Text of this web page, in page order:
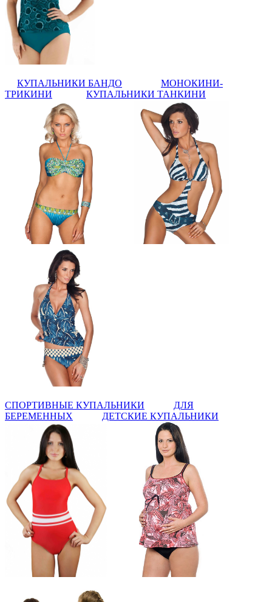
КУПАЛЬНИКИ БАНДО
МОНОКИНИ-
ТРИКИНИ
КУПАЛЬНИКИ ТАНКИНИ
СПОРТИВНЫЕ КУПАЛЬНИКИ
ДЛЯ
БЕРЕМЕННЫХ
ДЕТСКИЕ КУПАЛЬНИКИ